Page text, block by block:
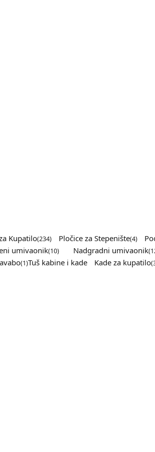
Kupatilo(234) Pločice za Stepenište(4)
umivaonik(10) Nadgradni umivaonik
(1)Tuš kabine i kade Kade za kupatilo